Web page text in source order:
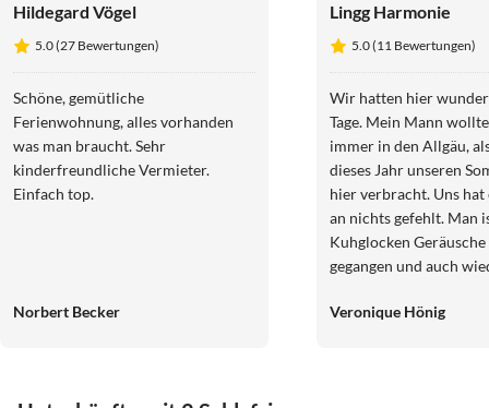
Hildegard Vögel
5.0 (27 Bewertungen)
Schöne, gemütliche
Ferienwohnung, alles vorhanden
was man braucht. Sehr
kinderfreundliche Vermieter.
Einfach top.
Norbert Becker
Lingg Harmonie
5.0 (11 Bewertungen)
Wir hatten hier
Tage. Mein Mann
immer in den Allgäu,
dieses Jahr unseren
hier verbracht. Uns
an nichts gefehlt. Man
Kuhglocken
gegangen und auch
geweckt zu werden.
Veronique Hönig